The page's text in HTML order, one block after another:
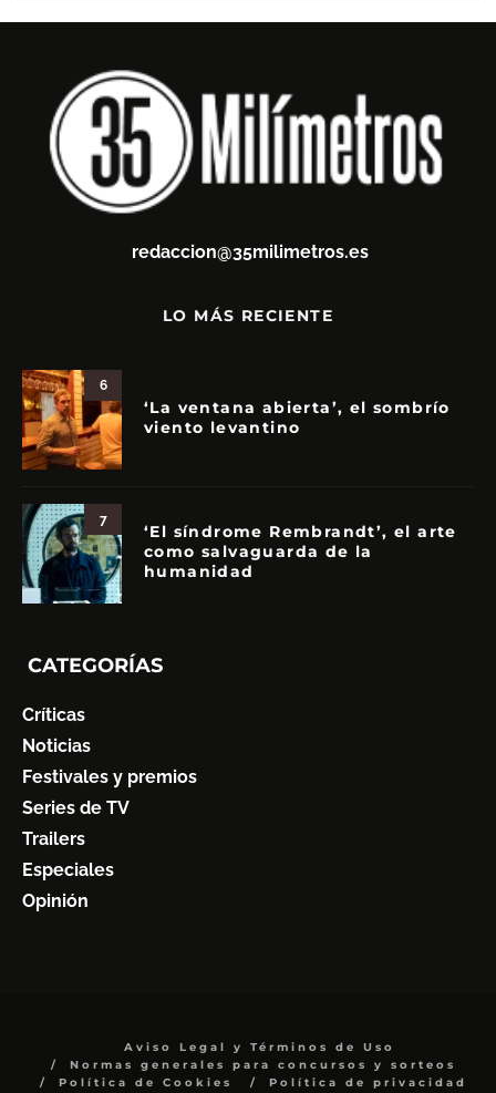
redaccion@35milimetros.es
LO MÁS RECIENTE
6
‘La ventana abierta’, el sombrío
viento levantino
7
‘El síndrome Rembrandt’, el arte
como salvaguarda de la
humanidad
CATEGORÍAS
Críticas
Noticias
Festivales y premios
Series de TV
Trailers
Especiales
Opinión
Aviso Legal y Términos de Uso
Normas generales para concursos y sorteos
Política de Cookies
Política de privacidad